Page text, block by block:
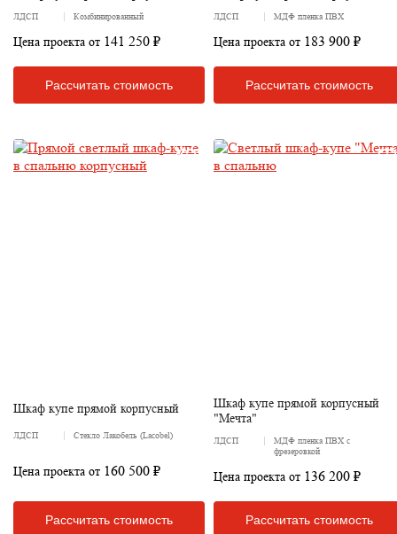
ЛДСП Комбинированный
Цена проекта от 141 250 ₽
Рассчитать стоимость
ЛДСП МДФ пленка ПВХ
Цена проекта от 183 900 ₽
Рассчитать стоимость
Шкаф купе прямой корпусный
ЛДСП Стекло Лакобель (Lacobel)
Цена проекта от 160 500 ₽
Рассчитать стоимость
Шкаф купе прямой корпусный
"Мечта"
ЛДСП
МДФ пленка ПВХ с
фрезеровкой
Цена проекта от 136 200 ₽
Рассчитать стоимость